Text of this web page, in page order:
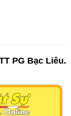
PG Bạc Liêu.